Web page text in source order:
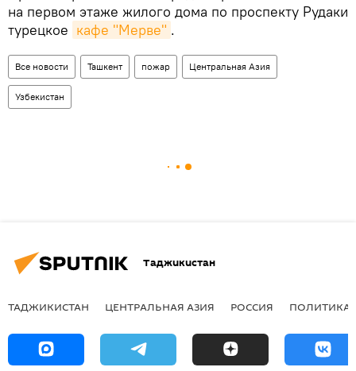
на первом этаже жилого дома по проспекту Рудаки
турецкое кафе "Мерве" .
Все новости Ташкент пожар Центральная Азия
Узбекистан
Таджикистан
ТАДЖИКИСТАН ЦЕНТРАЛЬНАЯ АЗИЯ РОССИЯ ПОЛИТИКА